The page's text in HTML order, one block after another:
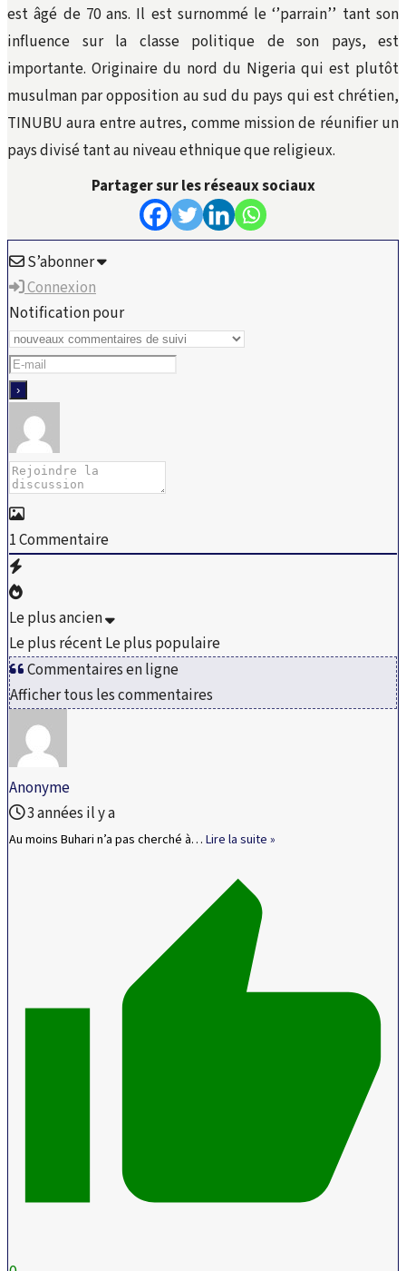
est âgé de 70 ans. Il est surnommé le ‘’parrain’’ tant son
influence sur la classe politique de son pays, est
importante. Originaire du nord du Nigeria qui est plutôt
musulman par opposition au sud du pays qui est chrétien,
TINUBU aura entre autres, comme mission de réunifier un
pays divisé tant au niveau ethnique que religieux.
Partager sur les réseaux sociaux
S’abonner
Connexion
Notification pour
1Commentaire
Le plus ancien
Le plus récentLe plus populaire
Commentaires en ligne
Afficher tous les commentaires
Anonyme
3 années il y a
Au moins Buhari n’a pas cherché à… Lire la suite »